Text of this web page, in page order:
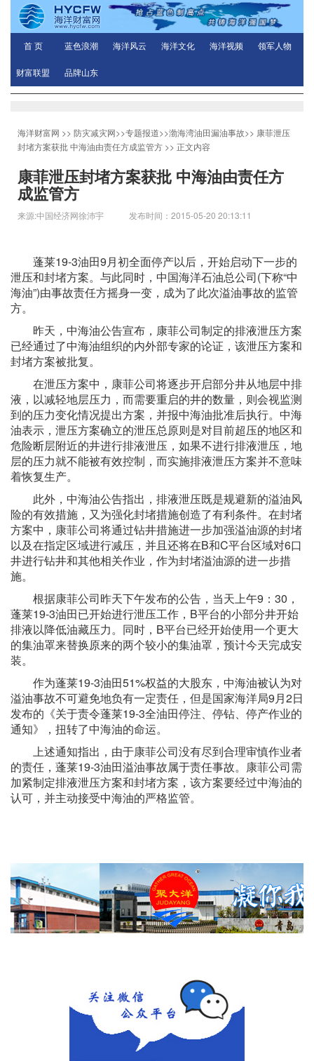
首 页 蓝色浪潮 海洋风云 海洋文化 海洋视频 领军人物
财富联盟 品牌山东
海洋财富网 >> 防灾减灾网>>专题报道>>渤海湾油田漏油事故>> 康菲泄压
封堵方案获批 中海油由责任方成监管方 >> 正文内容
康菲泄压封堵方案获批 中海油由责任方
成监管方
来源:中国经济网徐沛宇 发布时间：2015-05-20 20:13:11
蓬莱19-3油田9月初全面停产以后，开始启动下一步的
泄压和封堵方案。与此同时，中国海洋石油总公司(下称“中
海油”)由事故责任方摇身一变，成为了此次溢油事故的监管
方。
昨天，中海油公告宣布，康菲公司制定的排液泄压方案
已经通过了中海油组织的内外部专家的论证，该泄压方案和
封堵方案被批复。
在泄压方案中，康菲公司将逐步开启部分井从地层中排
液，以减轻地层压力，而需要重启的井的数量，则会视监测
到的压力变化情况提出方案，并报中海油批准后执行。中海
油表示，泄压方案确立的泄压总原则是对目前超压的地区和
危险断层附近的井进行排液泄压，如果不进行排液泄压，地
层的压力就不能被有效控制，而实施排液泄压方案并不意味
着恢复生产。
此外，中海油公告指出，排液泄压既是规避新的溢油风
险的有效措施，又为强化封堵措施创造了有利条件。在封堵
方案中，康菲公司将通过钻井措施进一步加强溢油源的封堵
以及在指定区域进行减压，并且还将在B和C平台区域对6口
井进行钻井和其他相关作业，作为封堵溢油源的进一步措
施。
根据康菲公司昨天下午发布的公告，当天上午9：30，
蓬莱19-3油田已开始进行泄压工作，B平台的小部分井开始
排液以降低油藏压力。同时，B平台已经开始使用一个更大
的集油罩来替换原来的两个较小的集油罩，预计今天完成安
装。
作为蓬莱19-3油田51%权益的大股东，中海油被认为对
溢油事故不可避免地负有一定责任，但是国家海洋局9月2日
发布的《关于责令蓬莱19-3全油田停注、停钻、停产作业的
通知》，扭转了中海油的命运。
上述通知指出，由于康菲公司没有尽到合理审慎作业者
的责任，蓬莱19-3油田溢油事故属于责任事故。康菲公司需
加紧制定排液泄压方案和封堵方案，该方案要经过中海油的
认可，并主动接受中海油的严格监管。